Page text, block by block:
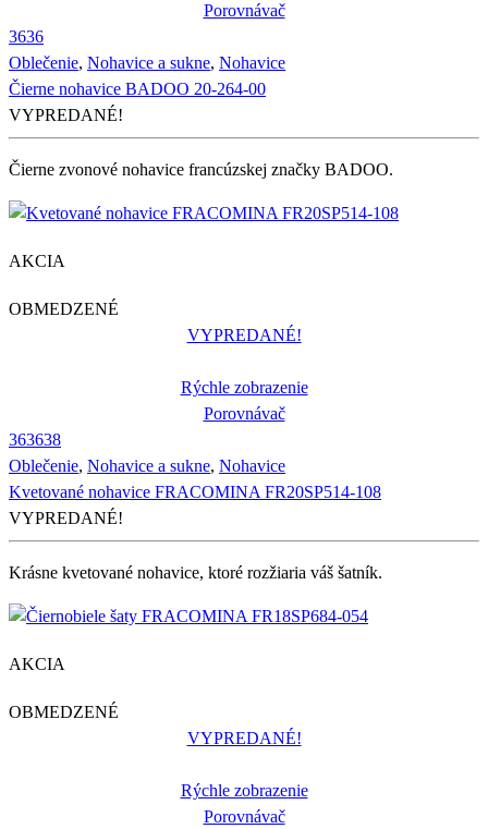
Porovnávač
3636
Oblečenie, Nohavice a sukne, Nohavice
Čierne nohavice BADOO 20-264-00
VYPREDANÉ!
Čierne zvonové nohavice francúzskej značky BADOO.
AKCIA
OBMEDZENÉ
VYPREDANÉ!
Rýchle zobrazenie
Porovnávač
363638
Oblečenie, Nohavice a sukne, Nohavice
Kvetované nohavice FRACOMINA FR20SP514-108
VYPREDANÉ!
Krásne kvetované nohavice, ktoré rozžiaria váš šatník.
AKCIA
OBMEDZENÉ
VYPREDANÉ!
Rýchle zobrazenie
Porovnávač